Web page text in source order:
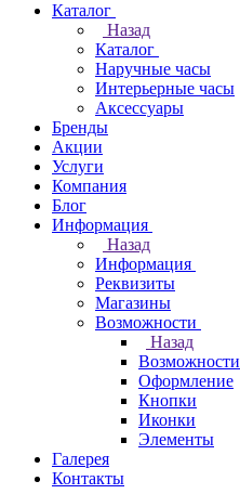
Каталог
Назад
Каталог
Наручные часы
Интерьерные часы
Аксессуары
Бренды
Акции
Услуги
Компания
Блог
Информация
Назад
Информация
Реквизиты
Магазины
Возможности
Назад
Возможности
Оформление
Кнопки
Иконки
Элементы
Галерея
Контакты